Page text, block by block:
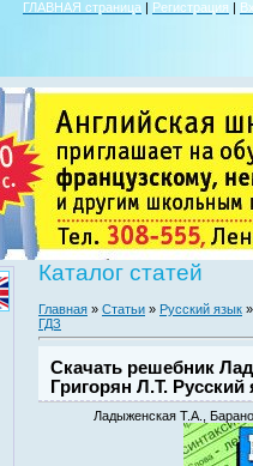
ГЛАВНАЯ страница | Регистрация |
Каталог статей
Главная » Статьи » Русский язык
ГДЗ
Скачать решебник
Григорян Л.Т. Русский
Ладыженская Т.А.,